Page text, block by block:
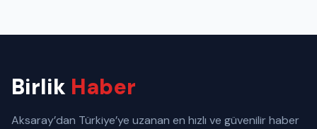
Birlik Haber
Aksaray’dan Türkiye’ye uzanan en hızlı ve güvenilir haber